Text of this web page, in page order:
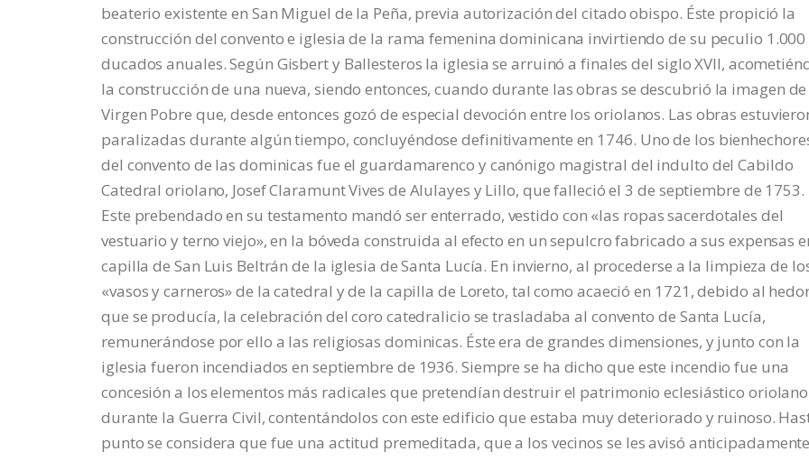
beaterio existente en San Miguel de la Peña, previa autorización del citado obispo. Éste propició la
construcción del convento e iglesia de la rama femenina dominicana invirtiendo de su peculio 1.000
ducados anuales. Según Gisbert y Ballesteros la iglesia se arruinó a finales del siglo XVII,
la construcción de una nueva, siendo entonces, cuando durante las obras se descubrió la imagen de
Virgen Pobre que, desde entonces gozó de especial devoción entre los oriolanos. Las obras
paralizadas durante algún tiempo, concluyéndose definitivamente en 1746. Uno de los
del convento de las dominicas fue el guardamarenco y canónigo magistral del indulto del Cabildo
Catedral oriolano, Josef Claramunt Vives de Alulayes y Lillo, que falleció el 3 de septiembre de 1753.
Este prebendado en su testamento mandó ser enterrado, vestido con «las ropas sacerdotales del
vestuario y terno viejo», en la bóveda construida al efecto en un sepulcro fabricado a sus expensas
capilla de San Luis Beltrán de la iglesia de Santa Lucía. En invierno, al procederse a la limpieza de
«vasos y carneros» de la catedral y de la capilla de Loreto, tal como acaeció en 1721, debido al
que se producía, la celebración del coro catedralicio se trasladaba al convento de Santa Lucía,
remunerándose por ello a las religiosas dominicas. Éste era de grandes dimensiones, y junto con la
iglesia fueron incendiados en septiembre de 1936. Siempre se ha dicho que este incendio fue una
concesión a los elementos más radicales que pretendían destruir el patrimonio eclesiástico oriolano
durante la Guerra Civil, contentándolos con este edificio que estaba muy deteriorado y ruinoso.
punto se considera que fue una actitud premeditada, que a los vecinos se les avisó anticipadamente